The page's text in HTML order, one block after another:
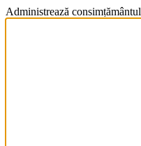
Administrează consimțământul